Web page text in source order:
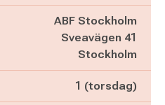
ABF Stockholm
Sveavägen 41
Stockholm
1 (torsdag)